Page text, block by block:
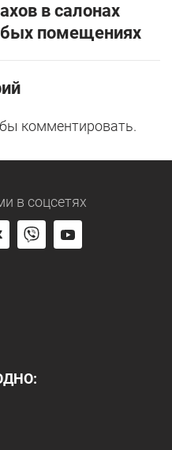
в салонах
помещениях
комментировать.
в соцсетях